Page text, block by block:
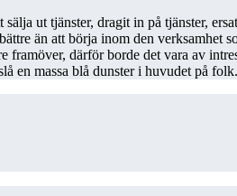
ut tjänster, dragit in på tjänster,
än att börja inom den
därför borde det vara av
en massa blå dunster i huvudet på folk.